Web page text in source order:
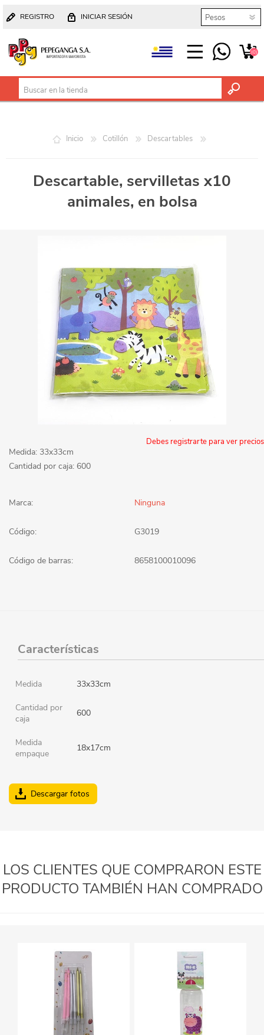
REGISTRO INICIAR SESIÓN
(0)
Inicio Cotillón Descartables
Descartable, servilletas x10
animales, en bolsa
Debes registrarte para ver precios
Medida: 33x33cm
Cantidad por caja: 600
Marca: Ninguna
Código: G3019
Código de barras: 8658100010096
Características
Medida 33x33cm
Cantidad por
caja
600
Medida
empaque
18x17cm
Descargar fotos
LOS CLIENTES QUE COMPRARON ESTE
PRODUCTO TAMBIÉN HAN COMPRADO